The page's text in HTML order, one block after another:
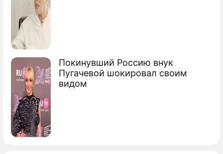
Покинувший Россию внук
Пугачевой шокировал своим
видом